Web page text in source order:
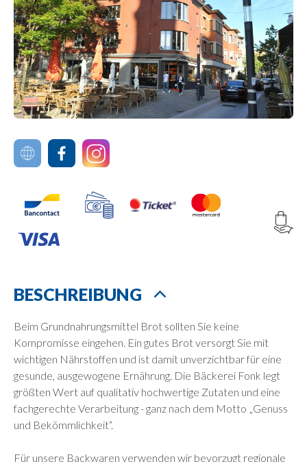
BESCHREIBUNG
Beim Grundnahrungsmittel Brot sollten Sie keine
Kompromisse eingehen. Ein gutes Brot versorgt Sie mit
wichtigen Nährstoffen und ist damit unverzichtbar für eine
gesunde, ausgewogene Ernährung. Die Bäckerei Fonk legt
größten Wert auf qualitativ hochwertige Zutaten und eine
fachgerechte Verarbeitung - ganz nach dem Motto „Genuss
und Bekömmlichkeit“.
Für unsere Backwaren verwenden wir bevorzugt regionale